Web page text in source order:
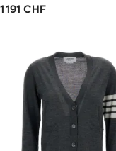
1 191 CHF